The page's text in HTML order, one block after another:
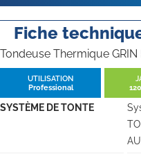
Fiche
Tondeuse Thermique GRIN
UTILISATION
Professional
SYSTÈME DE TONTE